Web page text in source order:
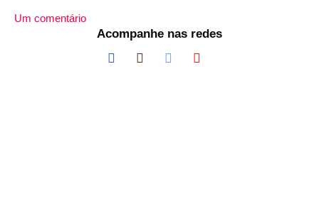
Um comentário
Acompanhe nas redes